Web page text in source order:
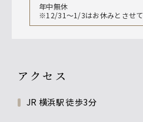
年中無休
※12/31～1/3はお休みとさせて
アクセス
JR 横浜駅 徒歩3分